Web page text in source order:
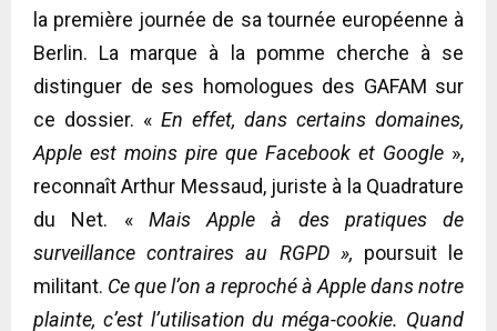
la première journée de sa tournée européenne à
Berlin. La marque à la pomme cherche à se
distinguer de ses homologues des GAFAM sur
ce dossier. « En effet, dans certains domaines,
Apple est moins pire que Facebook et Google »,
reconnaît Arthur Messaud, juriste à la Quadrature
du Net. « Mais Apple à des pratiques de
surveillance contraires au RGPD », poursuit le
militant. Ce que l’on a reproché à Apple dans notre
plainte, c’est l’utilisation du méga-cookie. Quand